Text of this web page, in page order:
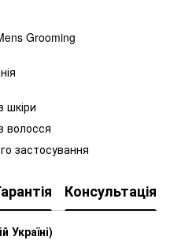
Grooming
шкіри
волосся
застосування
Консультація
Україні)